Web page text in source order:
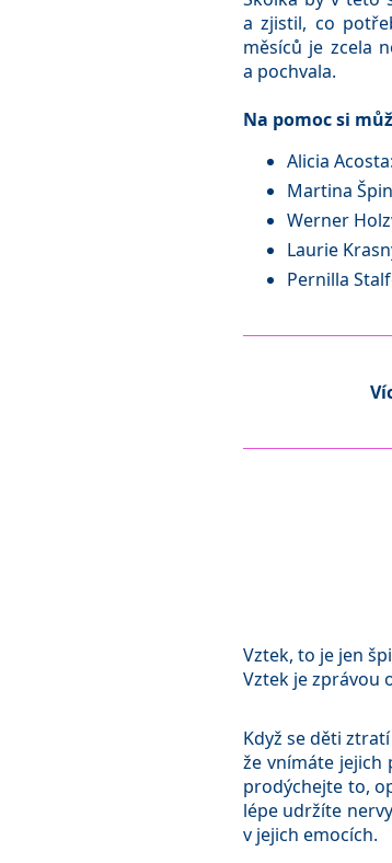
a zjistil, co
měsíců je zcela
a pochvala.
Na pomoc si
Alicia Acosta:
Martina
Werner
Laurie
Pernilla
Vztek, to je jen
Vztek je zprávou
Když se děti
že vnímáte jejich
prodýchejte to,
lépe udržíte
v jejich emocích.